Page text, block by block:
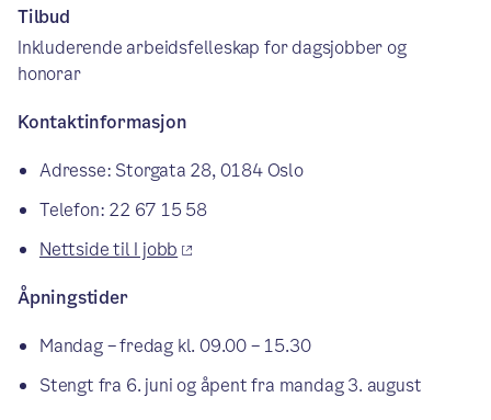
Tilbud
Inkluderende arbeidsfelleskap for dagsjobber og
honorar
Kontaktinformasjon
Adresse: Storgata 28, 0184 Oslo
Telefon: 22 67 15 58
Nettside til I jobb
Åpningstider
Mandag – fredag kl. 09.00 – 15.30
Stengt fra 6. juni og åpent fra mandag 3. august